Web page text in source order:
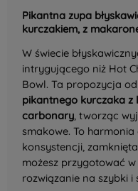
Pikantna zupa
kurczakiem, z
W świecie
intrygującego niż Hot
Bowl. Ta propozycja od
pikantnego kurczaka z
carbonary, tworząc
smakowe. To
konsystencji,
możesz przygotować
rozwiązanie na szybki i